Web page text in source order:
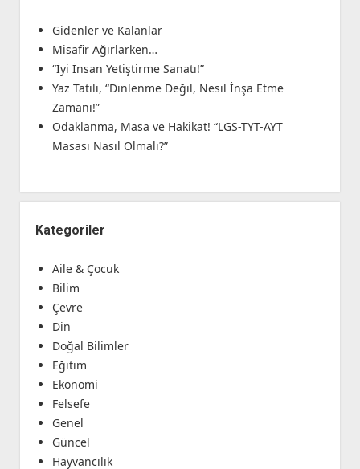
Gidenler ve Kalanlar
Misafir Ağırlarken…
“İyi İnsan Yetiştirme Sanatı!”
Yaz Tatili, “Dinlenme Değil, Nesil İnşa Etme
Zamanı!”
Odaklanma, Masa ve Hakikat! “LGS-TYT-AYT
Masası Nasıl Olmalı?”
Kategoriler
Aile & Çocuk
Bilim
Çevre
Din
Doğal Bilimler
Eğitim
Ekonomi
Felsefe
Genel
Güncel
Hayvancılık